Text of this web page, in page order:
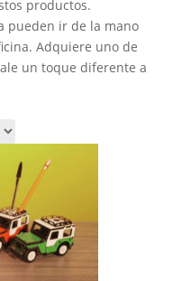
productos.
pueden ir de la mano
Adquiere uno de
un toque diferente a